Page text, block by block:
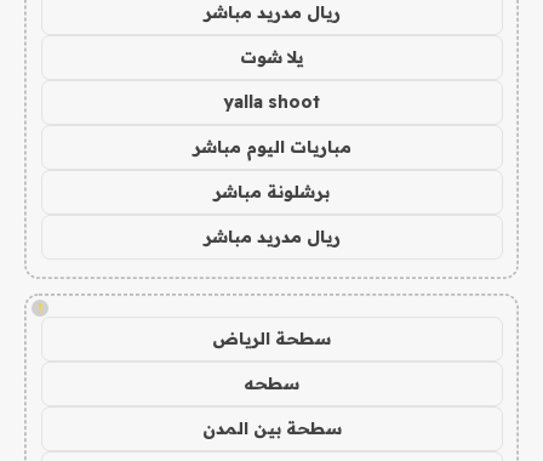
ريال مدريد مباشر
يلا شوت
yalla shoot
مباريات اليوم مباشر
برشلونة مباشر
ريال مدريد مباشر
!
سطحة الرياض
سطحه
سطحة بين المدن